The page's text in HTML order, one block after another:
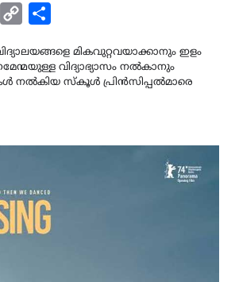
TwitterCopy
മികവുറ്റവയാക്കാനും ഇളം
വിദ്യാഭ്യാസം നൽകാനും
നൽകിയ സ്കൂൾ പ്രിൻസിപ്പൽമാരെ